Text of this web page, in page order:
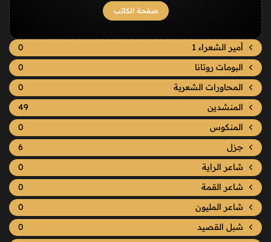
صفحة الكاتب
أمير الشعراء 1
0
البومات روتانا
0
المحاورات الشعرية
0
المنشدين
49
المنكوس
0
جزل
6
شاعر الراية
0
شاعر القمة
0
شاعر المليون
0
شبل القصيد
0